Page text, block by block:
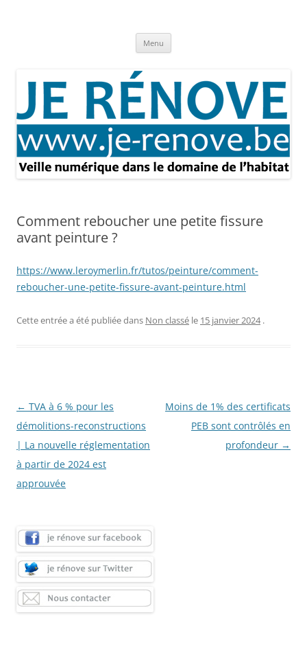
Menu
Comment reboucher une petite fissure
avant peinture ?
https://www.leroymerlin.fr/tutos/peinture/comment-
reboucher-une-petite-fissure-avant-peinture.html
Cette entrée a été publiée dans Non classé le 15 janvier 2024 .
Navigation
des
articles
← TVA à 6 % pour les
démolitions-reconstructions
| La nouvelle réglementation
à partir de 2024 est
approuvée
Moins de 1% des certificats
PEB sont contrôlés en
profondeur →